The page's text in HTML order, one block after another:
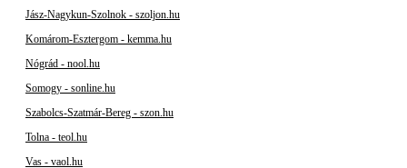
Jász-Nagykun-Szolnok - szoljon.hu
Komárom-Esztergom - kemma.hu
Nógrád - nool.hu
Somogy - sonline.hu
Szabolcs-Szatmár-Bereg - szon.hu
Tolna - teol.hu
Vas - vaol.hu